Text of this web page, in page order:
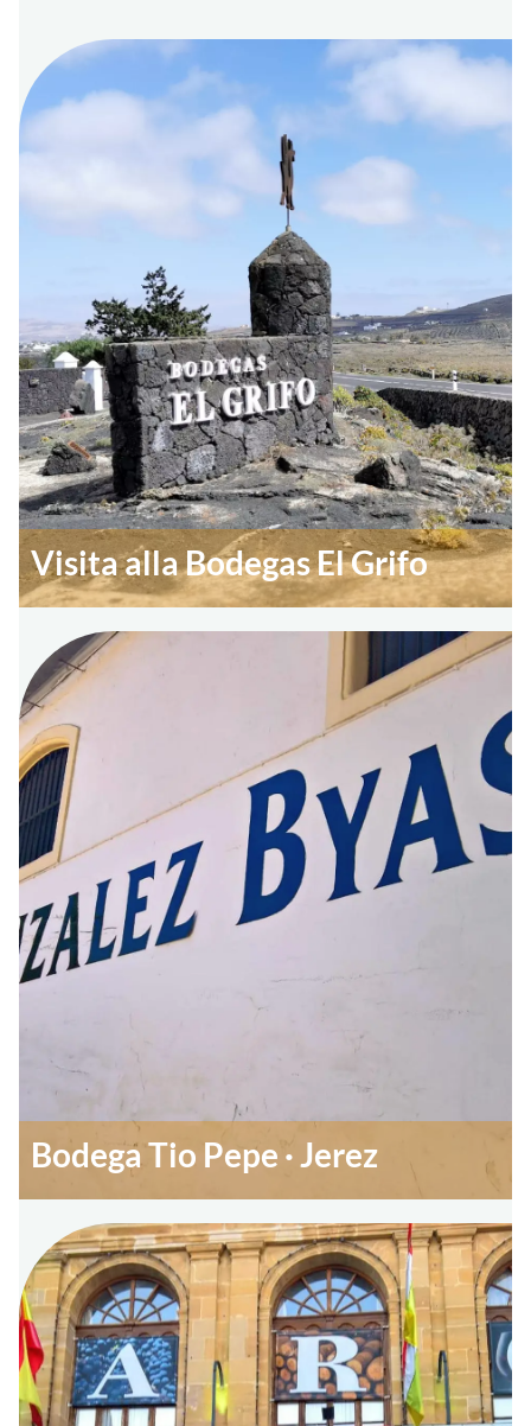
Visita alla Bodegas El Grifo
Bodega Tio Pepe · Jerez